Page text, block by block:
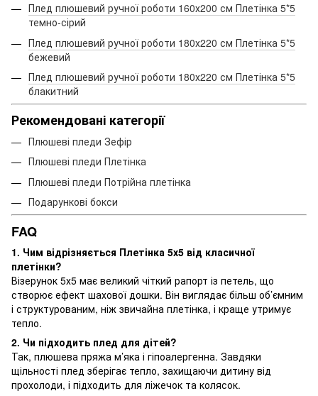
Плед плюшевий ручної роботи 160х200 см Плетінка 5*5
темно-сірий
Плед плюшевий ручної роботи 180х220 см Плетінка 5*5
бежевий
Плед плюшевий ручної роботи 180х220 см Плетінка 5*5
блакитний
Рекомендовані категорії
Плюшеві пледи Зефір
Плюшеві пледи Плетінка
Плюшеві пледи Потрійна плетінка
Подарункові бокси
FAQ
1. Чим відрізняється Плетінка 5х5 від класичної
плетінки?
Візерунок 5х5 має великий чіткий рапорт із петель, що
створює ефект шахової дошки. Він виглядає більш об’ємним
і структурованим, ніж звичайна плетінка, і краще утримує
тепло.
2. Чи підходить плед для дітей?
Так, плюшева пряжа м’яка і гіпоалергенна. Завдяки
щільності плед зберігає тепло, захищаючи дитину від
прохолоди, і підходить для ліжечок та колясок.